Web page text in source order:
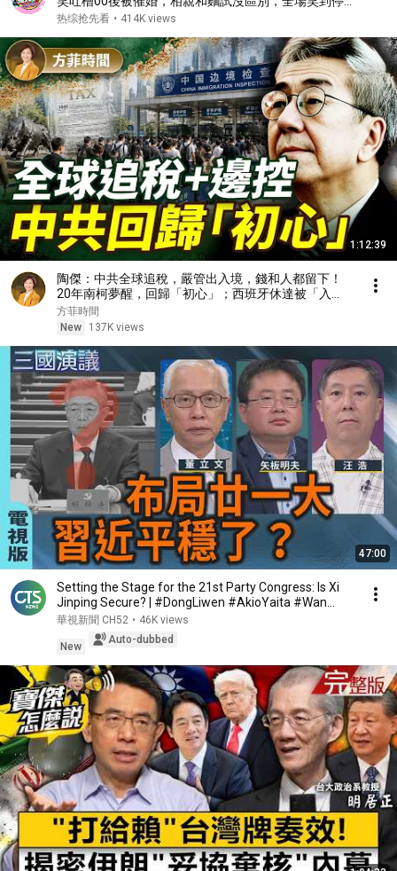
不下來！#喜剧 #搞笑 #standupcomedy #脱口秀
热综抢先看 • 414K views
1:12:39
陶傑：中共全球追稅，嚴管出入境，錢和人都留下！
20年南柯夢醒，回歸「初心」；西班牙休達被「入
侵」，歐洲移民問題無解？
方菲時間
New
137K views
47:00
Setting the Stage for the 21st Party Congress: Is Xi
Jinping Secure? | #DongLiwen #AkioYaita #Wan...
華視新聞 CH52 • 46K views
New
Auto-dubbed